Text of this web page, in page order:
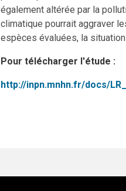
également altérée par la
climatique pourrait aggraver
espèces évaluées, la
Pour télécharger l'étude :
http://inpn.mnhn.fr/docs/